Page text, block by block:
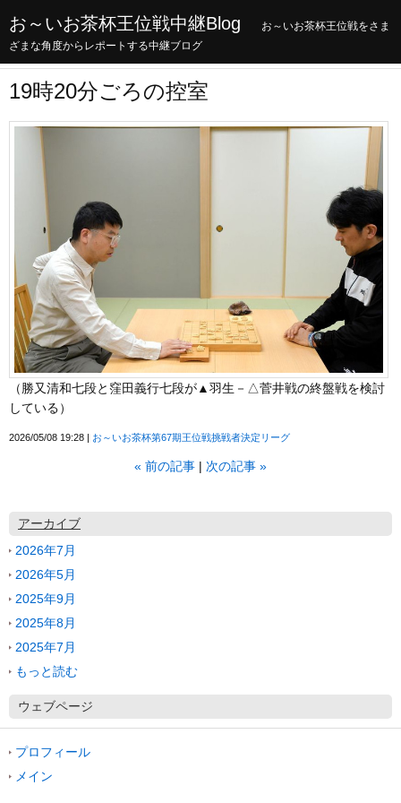
お～いお茶杯王位戦中継Blog
お～いお茶杯王位戦をさま
ざまな角度からレポートする中継ブログ
19時20分ごろの控室
（勝又清和七段と窪田義行七段が▲羽生－△菅井戦の終盤戦を検討
している）
2026/05/08 19:28 お～いお茶杯第67期王位戦挑戦者決定リーグ
« 前の記事 次の記事 »
アーカイブ
2026年7月
2026年5月
2025年9月
2025年8月
2025年7月
もっと読む
ウェブページ
プロフィール
メイン